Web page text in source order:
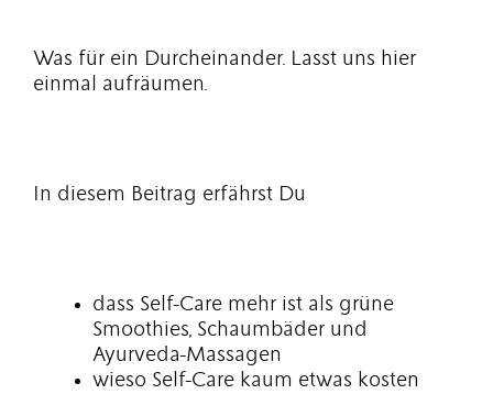
Was für ein Durcheinander. Lasst uns hier
einmal aufräumen.
In diesem Beitrag erfährst Du
dass Self-Care mehr ist als grüne
Smoothies, Schaumbäder und
Ayurveda-Massagen
wieso Self-Care kaum etwas kosten